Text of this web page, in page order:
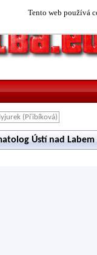
Tento web používá
(Přibíková)
Ústí nad Labem